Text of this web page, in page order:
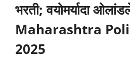
भरती; वयोमर्यादा
Maharashtra
2025